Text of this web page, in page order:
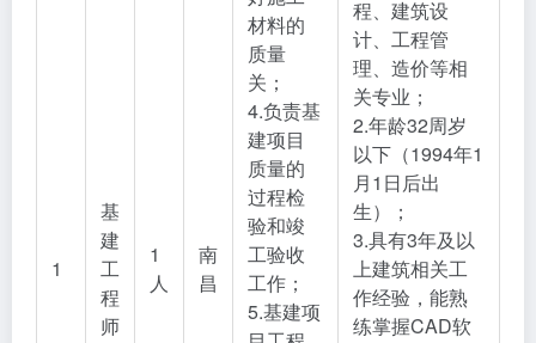
1
基
建
工
程
师
1
人
南
昌
材料的
质量
关；
4.负责基
建项目
质量的
过程检
验和竣
工验收
工作；
5.基建项
程、建筑设
计、工程管
理、造价等相
关专业；
2.年龄32周岁
以下（1994年1
月1日后出
生）；
3.具有3年及以
上建筑相关工
作经验，能熟
练掌握CAD软